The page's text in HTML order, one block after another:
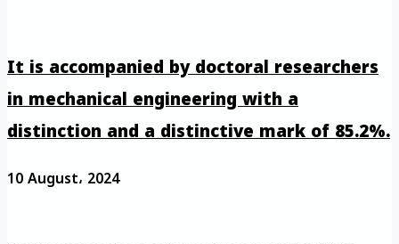
It is accompanied by doctoral researchers
in mechanical engineering with a
distinction and a distinctive mark of 85.2%.
10 August، 2024